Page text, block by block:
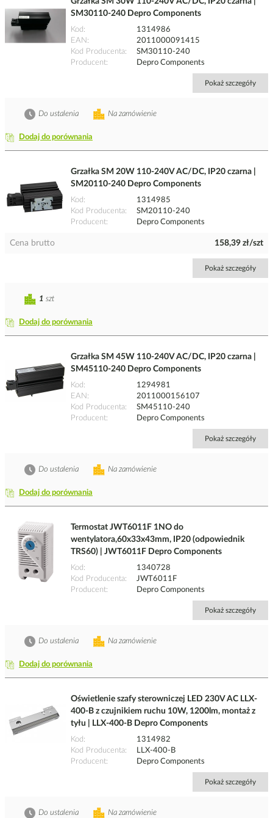
SM30110-240 Depro Components
Kod
1314986
EAN
2011000091415
Kod Producenta
SM30110-240
Producent
Depro Components
Pokaż szczegóły
Dodaj do porównania
Na zamówienie
Do ustalenia
Grzałka SM 20W 110-240V AC/DC, IP20 czarna |
SM20110-240 Depro Components
Kod
1314985
Kod Producenta
SM20110-240
Producent
Depro Components
Cena brutto 158,39 zł/szt
Pokaż szczegóły
Dodaj do porównania
1 szt
Grzałka SM 45W 110-240V AC/DC, IP20 czarna |
SM45110-240 Depro Components
Kod
1294981
EAN
2011000156107
Kod Producenta
SM45110-240
Producent
Depro Components
Pokaż szczegóły
Dodaj do porównania
Na zamówienie
Do ustalenia
Termostat JWT6011F 1NO do
wentylatora,60x33x43mm, IP20 (odpowiednik
TRS60) | JWT6011F Depro Components
Kod
1340728
Kod Producenta
JWT6011F
Producent
Depro Components
Pokaż szczegóły
Dodaj do porównania
Na zamówienie
Do ustalenia
Oświetlenie szafy sterowniczej LED 230V AC LLX-
400-B z czujnikiem ruchu 10W, 1200lm, montaż z
tyłu | LLX-400-B Depro Components
Kod
1314982
Kod Producenta
LLX-400-B
Producent
Depro Components
Pokaż szczegóły
Na zamówienie
Do ustalenia